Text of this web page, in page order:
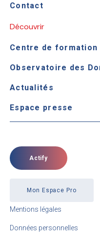
Contact
Découvrir
Centre de formation
Observatoire des
Actualités
Espace presse
Actify
Mon Espace Pro
Mentions légales
Données personnelles